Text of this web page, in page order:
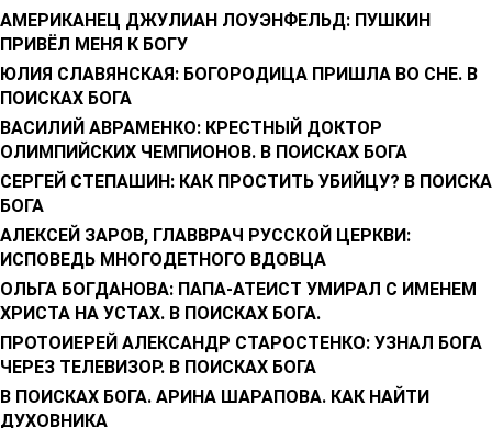
АМЕРИКАНЕЦ ДЖУЛИАН ЛОУЭНФЕЛЬД: ПУШКИН
ПРИВЁЛ МЕНЯ К БОГУ
ЮЛИЯ СЛАВЯНСКАЯ: БОГОРОДИЦА ПРИШЛА ВО СНЕ. В
ПОИСКАХ БОГА
ВАСИЛИЙ АВРАМЕНКО: КРЕСТНЫЙ ДОКТОР
ОЛИМПИЙСКИХ ЧЕМПИОНОВ. В ПОИСКАХ БОГА
СЕРГЕЙ СТЕПАШИН: КАК ПРОСТИТЬ УБИЙЦУ? В
БОГА
АЛЕКСЕЙ ЗАРОВ, ГЛАВВРАЧ РУССКОЙ ЦЕРКВИ:
ИСПОВЕДЬ МНОГОДЕТНОГО ВДОВЦА
ОЛЬГА БОГДАНОВА: ПАПА-АТЕИСТ УМИРАЛ С ИМЕНЕМ
ХРИСТА НА УСТАХ. В ПОИСКАХ БОГА.
ПРОТОИЕРЕЙ АЛЕКСАНДР СТАРОСТЕНКО: УЗНАЛ БОГА
ЧЕРЕЗ ТЕЛЕВИЗОР. В ПОИСКАХ БОГА
В ПОИСКАХ БОГА. АРИНА ШАРАПОВА. КАК НАЙТИ
ДУХОВНИКА